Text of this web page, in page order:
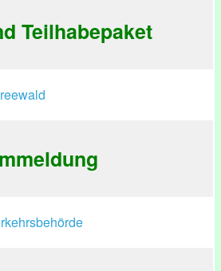
Teilhabepaket